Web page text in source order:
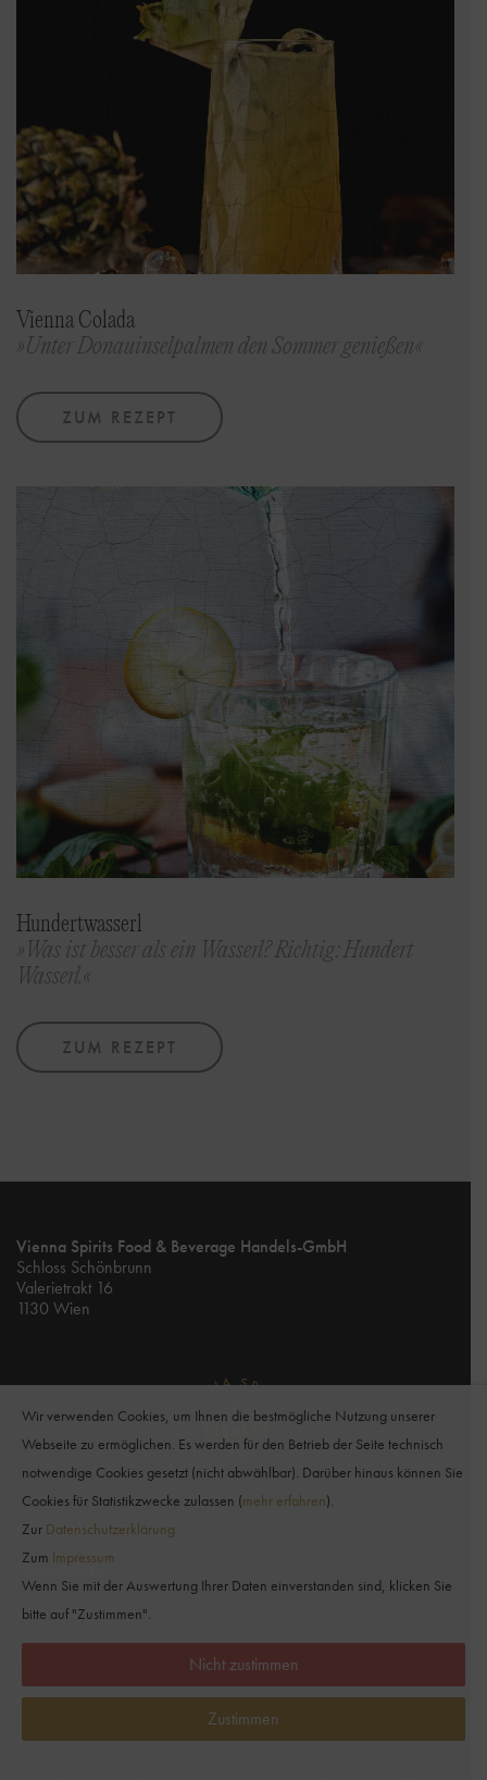
Vienna Colada
»Unter Donauinselpalmen den Sommer genießen«
ZUM REZEPT
Hundertwasserl
»Was ist besser als ein Wasserl? Richtig: Hundert
Wasserl.«
ZUM REZEPT
Vienna Spirits Food & Beverage Handels-GmbH
Schloss Schönbrunn
Valerietrakt 16
1130 Wien
Allergeninformation
Versandkosten
Widerrufsbelehrung
AGB
Impressum
Wir verwenden Cookies, um Ihnen die bestmögliche Nutzung unserer
Webseite zu ermöglichen. Es werden für den Betrieb der Seite technisch
notwendige Cookies gesetzt (nicht abwählbar). Darüber hinaus können Sie
Cookies für Statistikzwecke zulassen (mehr erfahren).
Zur Datenschutzerklärung
Zum Impressum
Wenn Sie mit der Auswertung Ihrer Daten einverstanden sind, klicken Sie
bitte auf "Zustimmen".
Nicht zustimmen
Zustimmen